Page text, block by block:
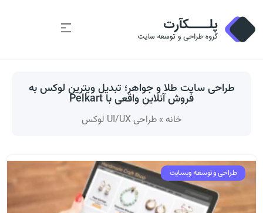
طراحی سایت طلا و جواهر؛ تبدیل ویترین لوکس به
فروش آنلاین واقعی با Pelkart
خانه »طراحی UI/UX لوکس
طراحی و توسعه وبسایت